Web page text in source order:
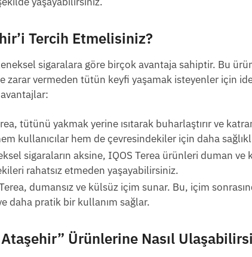
’i Tercih Etmelisiniz?
sigaralara göre birçok avantaja sahiptir. Bu
zarar vermeden tütün keyfi yaşamak isteyenler için
tütünü yakmak yerine ısıtarak buharlaştırır ve
kullanıcılar hem de çevresindekiler için daha
sigaraların aksine, IQOS Terea ürünleri duman
rahatsız etmeden yaşayabilirsiniz.
dumansız ve külsüz içim sunar. Bu, içim
daha pratik bir kullanım sağlar.
Ürünlerine Nasıl